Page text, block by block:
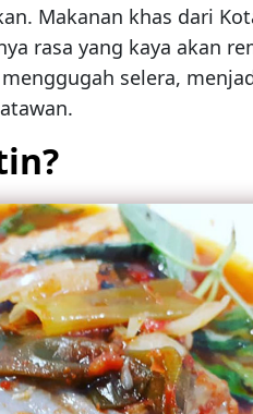
Makanan khas dari
rasa yang kaya akan
selera,